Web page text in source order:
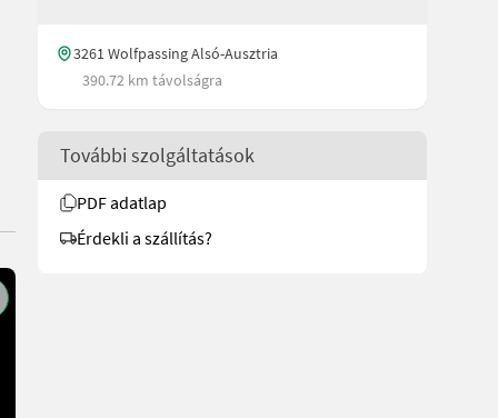
3261 Wolfpassing Alsó-Ausztria
390.72 km távolságra
További szolgáltatások
PDF adatlap
Érdekli a szállítás?